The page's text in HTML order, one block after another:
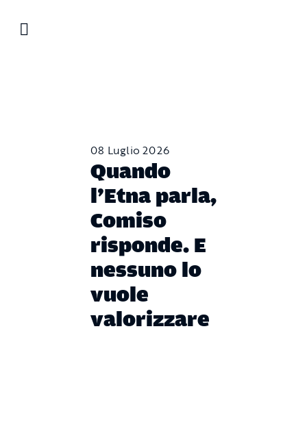
08 Luglio 2026
Quando
l’Etna parla,
Comiso
risponde. E
nessuno lo
vuole
valorizzare